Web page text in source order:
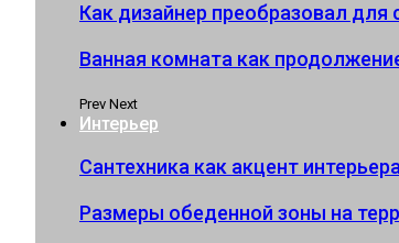
Как дизайнер преобразовал
Ванная комната как
Prev Next
Интерьер
Сантехника как акцент
Размеры обеденной зоны на